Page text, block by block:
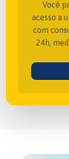
Você
acesso a
com
24h,